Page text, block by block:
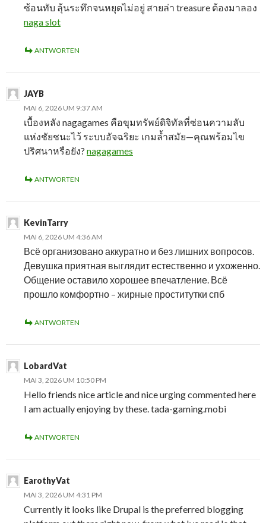
ซ้อนทับ ลุ้นระทึกจนหยุดไม่อยู่ สายล่า treasure ต้องมาลอง
naga slot
ANTWORTEN
JAYB
MAI 6, 2026 UM 9:37 AM
เบื้องหลัง nagagames คือขุมทรัพย์ดิจิทัลที่ซ่อนความลับ
แห่งชัยชนะไว้ ระบบอัจฉริยะ เกมล้ำสมัย—คุณพร้อมไข
ปริศนาหรือยัง? nagagames
ANTWORTEN
KevinTarry
MAI 6, 2026 UM 4:36 AM
Всё организовано аккуратно и без лишних вопросов.
Девушка приятная выглядит естественно и ухоженно.
Общение оставило хорошее впечатление. Всё
прошло комфортно – жирные проститутки спб
ANTWORTEN
LobardVat
MAI 3, 2026 UM 10:50 PM
Hello friends nice article and nice urging commented here
I am actually enjoying by these. tada-gaming.mobi
ANTWORTEN
EarothyVat
MAI 3, 2026 UM 4:31 PM
Currently it looks like Drupal is the preferred blogging